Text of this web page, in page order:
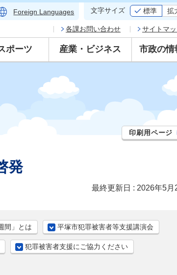
Foreign Languages 文字サイズ 標準 拡
ポーツ 産業・ビジネス 市政の情
各課お問い合わせ サイトマ
発
印刷用ページ
最終更新日 : 2026年5月
間」とは 平塚市犯罪被害者等支援講演会
犯罪被害者支援にご協力ください